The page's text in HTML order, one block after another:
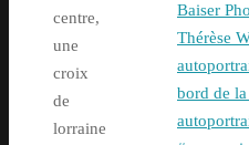
centre,
une
croix
de
lorraine